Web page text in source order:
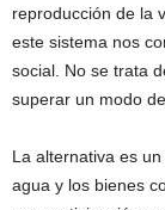
reproducción de la
este sistema nos
social. No se trata
superar un modo
La alternativa es
agua y los bienes